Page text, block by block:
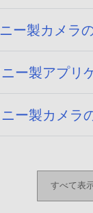
ー製カメラ
ー製アプリ
ー製カメラ
すべて表